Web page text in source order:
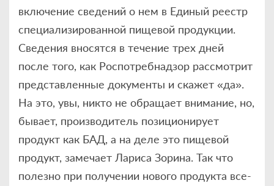
включение сведений о нем в Единый реестр
специализированной пищевой продукции.
Сведения вносятся в течение трех дней
после того, как Роспотребнадзор рассмотрит
представленные документы и скажет «да».
На это, увы, никто не обращает внимание, но,
бывает, производитель позиционирует
продукт как БАД, а на деле это пищевой
продукт, замечает Лариса Зорина. Так что
полезно при получении нового продукта все-